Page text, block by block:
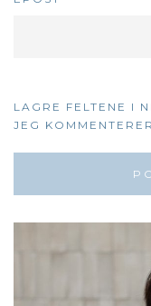
LAGRE FELTENE I
JEG